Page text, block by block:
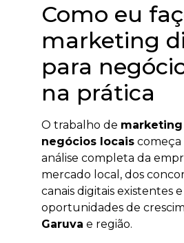
Como eu
marketing
para
na prática
O trabalho de
negócios locais começa
análise completa da
mercado local, dos
canais digitais existentes
oportunidades de
Garuva e região.